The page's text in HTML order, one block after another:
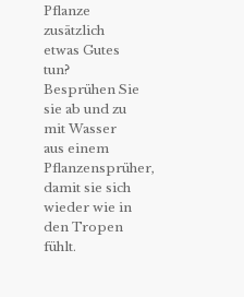
Pflanze
zusätzlich
etwas Gutes
tun?
Besprühen Sie
sie ab und zu
mit Wasser
aus einem
Pflanzensprüher,
damit sie sich
wieder wie in
den Tropen
fühlt.